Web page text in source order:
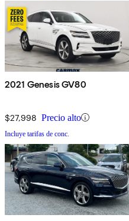
2021 Genesis GV80
$27,998 Precio alto
Incluye tarifas de conc.